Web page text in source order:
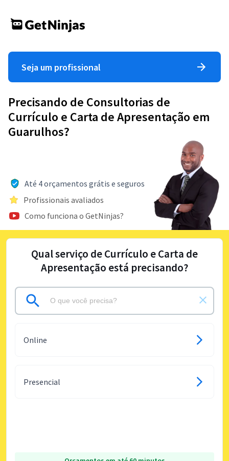
Seja um profissional
Precisando de Consultorias de
Currículo e Carta de Apresentação em
Guarulhos?
Até 4 orçamentos grátis e seguros
Profissionais avaliados
Como funciona o GetNinjas?
Qual serviço de Currículo e Carta de
Apresentação está precisando?
Online
Presencial